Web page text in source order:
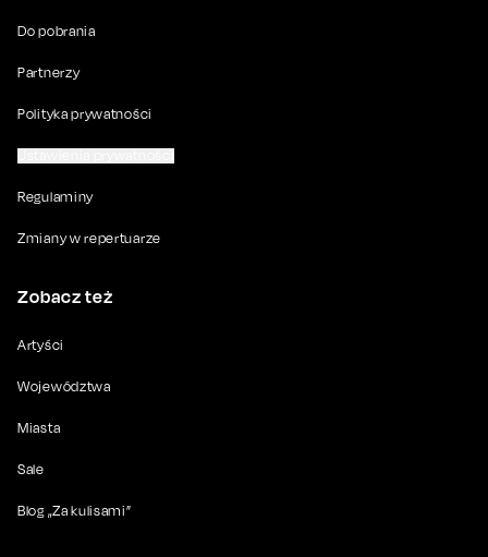
Do pobrania
Partnerzy
Polityka prywatności
Regulaminy
Zmiany w repertuarze
Zobacz też
Artyści
Województwa
Miasta
Sale
Blog „Za kulisami”